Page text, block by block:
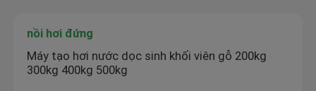
nồi hơi đứng
Máy tạo hơi nước dọc sinh khối viên gỗ 200kg
300kg 400kg 500kg